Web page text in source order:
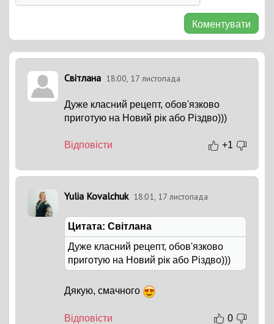
Коментувати
Світлана 18:00, 17 листопада
Дуже класний рецепт, обов'язково
приготую на Новий рік або Різдво)))
Відповісти +1
Yulia Kovalchuk 18:01, 17 листопада
Цитата: Світлана
Дуже класний рецепт, обов'язково
приготую на Новий рік або Різдво)))
Дякую, смачного
Відповісти 0